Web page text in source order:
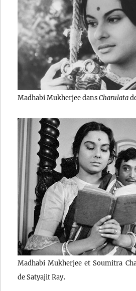
Madhabi Mukherjee dansCharulata
Madhabi Mukherjee et Soumitra
de Satyajit Ray.